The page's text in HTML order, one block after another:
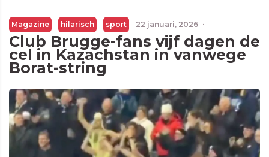
Magazine hilarisch sport 22 januari, 2026 ·
Club Brugge-fans vijf dagen de
cel in Kazachstan in vanwege
Borat-string